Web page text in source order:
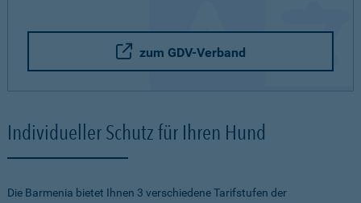
zum GDV-Verband
Individueller Schutz für Ihren Hund
Die Barmenia bietet Ihnen 3 verschiedene Tarifstufen der